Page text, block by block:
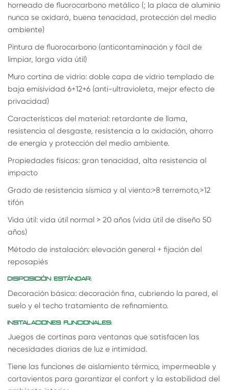
horneado de fluorocarbono metálico (; la placa de aluminio
nunca se oxidará, buena tenacidad, protección del medio
ambiente)
Pintura de fluorocarbono (anticontaminación y fácil de
limpiar, larga vida útil)
Muro cortina de vidrio: doble capa de vidrio templado de
baja emisividad 6+12+6 (anti-ultravioleta, mejor efecto de
privacidad)
Características del material: retardante de llama,
resistencia al desgaste, resistencia a la oxidación, ahorro
de energía y protección del medio ambiente.
Propiedades físicas: gran tenacidad, alta resistencia al
impacto
Grado de resistencia sísmica y al viento:>8 terremoto,>12
tifón
Vida útil: vida útil normal > 20 años (vida útil de diseño 50
años)
Método de instalación: elevación general + fijación del
reposapiés
DISPOSICIÓN ESTÁNDAR:
Decoración básica: decoración fina, cubriendo la pared, el
suelo y el techo tratamiento de refinamiento.
INSTALACIONES FUNCIONALES:
Juegos de cortinas para ventanas que satisfacen las
necesidades diarias de luz e intimidad.
Tiene las funciones de aislamiento térmico, impermeable y
cortavientos para garantizar el confort y la estabilidad del